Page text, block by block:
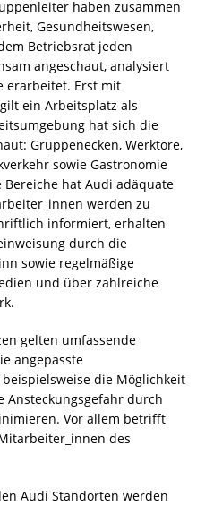
haben zusammen
Gesundheitswesen,
Betriebsrat jeden
angeschaut, analysiert
erarbeitet. Erst mit
ein Arbeitsplatz als
hat sich die
Gruppenecken, Werktore,
sowie Gastronomie
hat Audi adäquate
werden zu
informiert, erhalten
durch die
sowie regelmäßige
und über zahlreiche
gelten umfassende
angepasste
die Möglichkeit
Ansteckungsgefahr durch
Vor allem betrifft
des
Audi Standorten werden